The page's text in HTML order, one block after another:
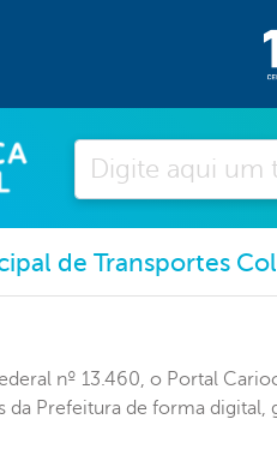
de Transportes
nº 13.460, o Portal
da Prefeitura de forma digital,